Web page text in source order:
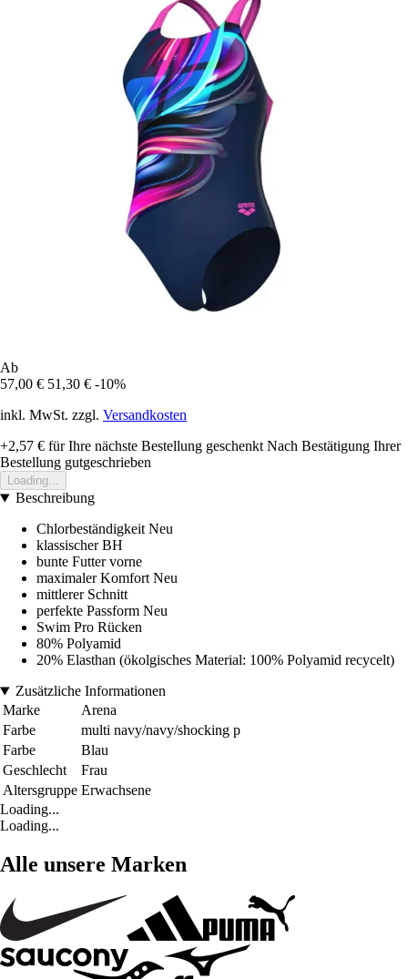
Ab
57,00 € 51,30 € -10%
inkl. MwSt. zzgl. Versandkosten
+2,57 € für Ihre nächste Bestellung geschenkt Nach Bestätigung Ihrer
Bestellung gutgeschrieben
Loading...
Beschreibung
Chlorbeständigkeit Neu
klassischer BH
bunte Futter vorne
maximaler Komfort Neu
mittlerer Schnitt
perfekte Passform Neu
Swim Pro Rücken
80% Polyamid
20% Elasthan (ökolgisches Material: 100% Polyamid recycelt)
Zusätzliche Informationen
Marke
Arena
Farbe
multi navy/navy/shocking p
Farbe
Blau
Geschlecht
Frau
Altersgruppe Erwachsene
Loading...
Loading...
Alle unsere Marken